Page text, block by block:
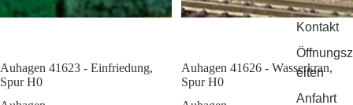
Kontakt
Öffnungsz
eiten
Anfahrt
Auhagen 41623 - Einfriedung,
Spur H0
Sale
Auhagen 41626 - Wasserkran,
Spur H0